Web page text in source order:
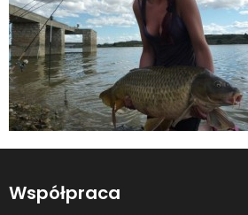
Współpraca